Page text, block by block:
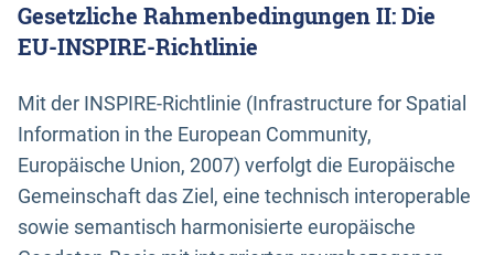
Gesetzliche Rahmenbedingungen II: Die
EU-INSPIRE-Richtlinie
Mit der INSPIRE-Richtlinie (Infrastructure for Spatial
Information in the European Community,
Europäische Union, 2007) verfolgt die Europäische
Gemeinschaft das Ziel, eine technisch interoperable
sowie semantisch harmonisierte europäische